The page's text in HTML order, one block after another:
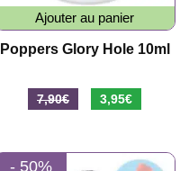
Ajouter au panier
Poppers Glory Hole 10ml
7,90€
Le
était :
3,95€
est :
- 50%